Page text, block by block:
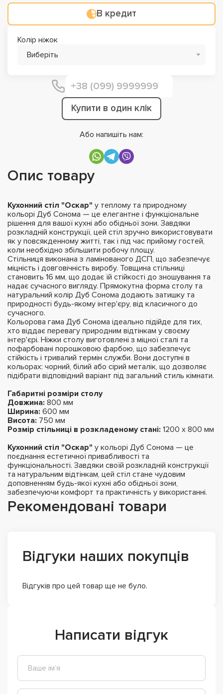
В кредит
Колір ніжок
Виберіть
Купити в один клік
Або напишіть нам:
Опис товару
Кухонний стіл "Оскар" у теплому та природному
кольорі Дуб Сонома — це елегантне і функціональне
рішення для вашої кухні або обідньої зони. Завдяки
розкладній конструкції, цей стіл зручно використовувати
як у повсякденному житті, так і під час прийому гостей,
коли необхідно збільшити робочу площу.
Стільниця виконана з ламінованого ДСП, що забезпечує
міцність і довговічність виробу. Товщина стільниці
становить 16 мм, що додає їй стійкості до зношування та
надає сучасного вигляду. Прямокутна форма столу та
натуральний колір Дуб Сонома додають затишку та
природності будь-якому інтер'єру, від класичного до
сучасного.
Кольорова гама Дуб Сонома ідеально підійде для тих,
хто віддає перевагу природним відтінкам у своєму
інтер'єрі. Ніжки столу виготовлені з міцної сталі та
пофарбовані порошковою фарбою, що забезпечує
стійкість і тривалий термін служби. Вони доступні в
кольорах: чорний, білий або сірий металік, що дозволяє
підібрати відповідний варіант під загальний стиль кімнати.
Габаритні розміри столу
Довжина: 800 мм
Ширина: 600 мм
Висота: 750 мм
Розмір стільниці в розкладеному стані: 1200 х 800 мм
Кухонний стіл "Оскар" у кольорі Дуб Сонома — це
поєднання естетичної привабливості та
функціональності. Завдяки своїй розкладній конструкції
та натуральним відтінкам, цей стіл стане чудовим
доповненням будь-якої кухні або обідньої зони,
забезпечуючи комфорт та практичність у використанні.
Рекомендовані товари
Відгуки наших покупців
Відгуків про цей товар ще не було.
Написати відгук